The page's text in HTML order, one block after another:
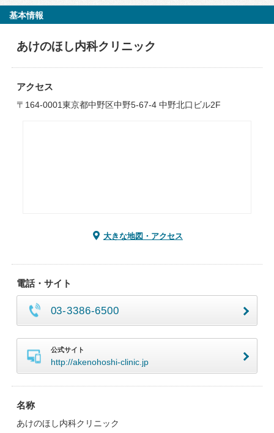
基本情報
あけのほし内科クリニック
アクセス
〒164-0001東京都中野区中野5-67-4 中野北口ビル2F
大きな地図・アクセス
電話・サイト
03-3386-6500
公式サイト
http://akenohoshi-clinic.jp
名称
あけのほし内科クリニック